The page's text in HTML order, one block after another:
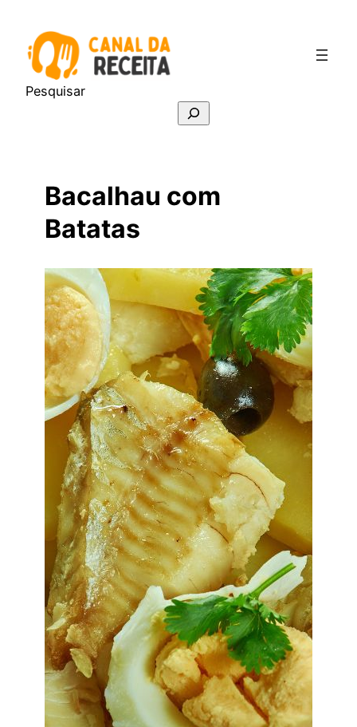
conteúdo
Pesquisar
Bacalhau com
Batatas